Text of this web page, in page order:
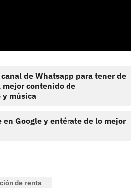
de Whatsapp para tener de
mejor contenido de
música
en Google y entérate de lo mejor
de renta